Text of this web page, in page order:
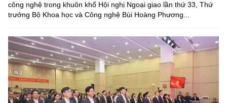
công nghệ trong khuôn khổ Hội nghị Ngoại giao lần thứ 33, Thứ
trưởng Bộ Khoa học và Công nghệ Bùi Hoàng Phương...